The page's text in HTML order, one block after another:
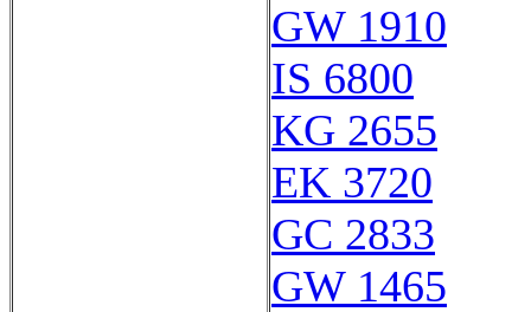
GW 1910
IS 6800
KG 2655
EK 3720
GC 2833
GW 1465